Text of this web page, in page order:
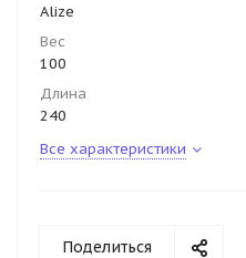
Alize
Вес
100
Длина
240
Все характеристики
Поделиться